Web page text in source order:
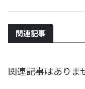
関連記事
関連記事はありま